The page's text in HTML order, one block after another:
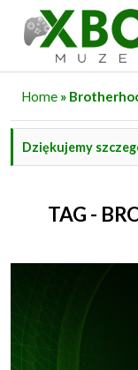
Home »
Dziękujemy
TAG -